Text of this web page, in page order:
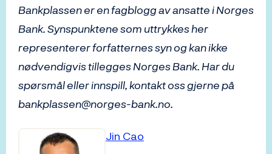
Bankplassen er en fagblogg av ansatte i Norges
Bank. Synspunktene som uttrykkes her
representerer forfatternes syn og kan ikke
nødvendigvis tillegges Norges Bank. Har du
spørsmål eller innspill, kontakt oss gjerne på
bankplassen@norges-bank.no.
Jin Cao